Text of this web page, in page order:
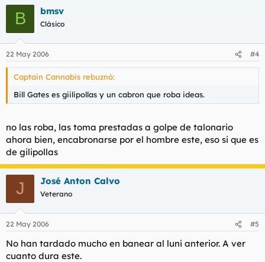
B bmsv
Clásico
22 May 2006 #4
Captain Cannabis rebuznó:
Bill Gates es giilipollas y un cabron que roba ideas.
no las roba, las toma prestadas a golpe de talonario
ahora bien, encabronarse por el hombre este, eso si que es
de gilipollas
J José Anton Calvo
Veterano
22 May 2006 #5
No han tardado mucho en banear al luni anterior. A ver
cuanto dura este.